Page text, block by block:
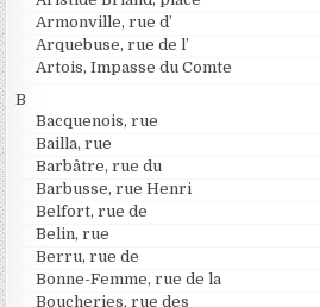
Armonville, rue d’
Arquebuse, rue de l’
Artois, Impasse du Comte
B
Bacquenois, rue
Bailla, rue
Barbâtre, rue du
Barbusse, rue Henri
Belfort, rue de
Belin, rue
Berru, rue de
Bonne-Femme, rue de la
Boucheries, rue des